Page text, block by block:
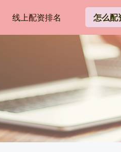
线上配资排名 怎么配